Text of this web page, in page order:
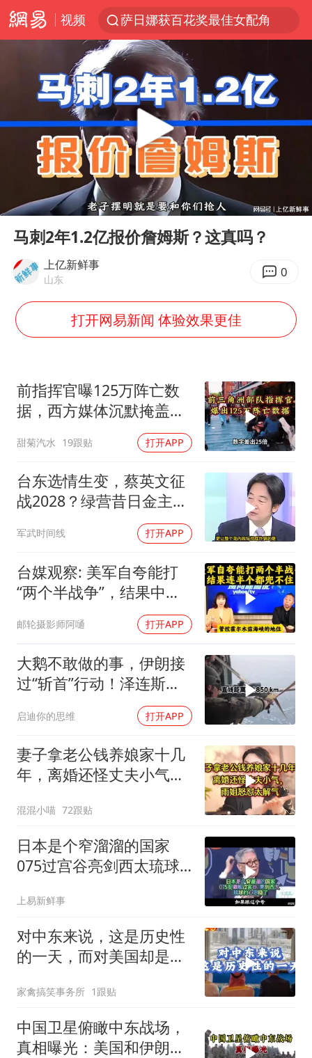
视频
萨日娜获百花奖最佳女配角
外交部：百余名菲律宾公民被依法处理
重大涉诈逃犯檀某落网
百花奖完整获奖名单公布
哥伦比亚强震已致超20人死亡
台湾不是国家不存在“国格”
国内发现多起“Sorry”勒索病毒攻击
上海将苏州河水强排至黄浦江
苏有朋亮相百花奖
高铁双人座被免票儿童挤成3人座
中方：奉劝美方解除对古巴制裁封锁
伊朗最高领袖将任命数名高级指挥官
真理之光，何以能照亮复兴之路？
Play
00:00
马刺2年1.2亿报价詹姆斯？这真吗？
上亿新鲜事
山东 0
打开网易新闻 体验效果更佳
前指挥官曝125万阵亡数
据，西方媒体沉默掩盖真
甜菊汽水 19跟贴 打开APP
台东选情生变，蔡英文征
战2028？绿营昔日金主：
军武时间线 打开APP
台媒观察: 美军自夸能打
“两个半战争”，结果中东
这一仗，连半个都兜不住
邮轮摄影师阿嗵 打开APP
大鹅不敢做的事，伊朗接
过“斩首”行动！泽连斯基
启迪你的思维 打开APP
妻子拿老公钱养娘家十几
年，离婚还怪丈夫小气，
混混小喵 72跟贴
日本是个窄溜溜的国家
075过宫谷亮剑西太琉球
上易新鲜事
对中东来说，这是历史性
的一天，而对美国却是强
家禽搞笑事务所 1跟贴
中国卫星俯瞰中东战场，
真相曝光：美国和伊朗都